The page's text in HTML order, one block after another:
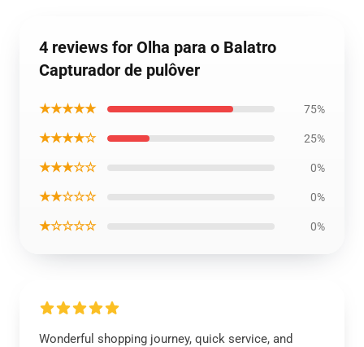
4 reviews for Olha para o Balatro
Capturador de pulôver
★★★★★ 75%
★★★★☆ 25%
★★★☆☆ 0%
★★☆☆☆ 0%
★☆☆☆☆ 0%
Wonderful shopping journey, quick service, and